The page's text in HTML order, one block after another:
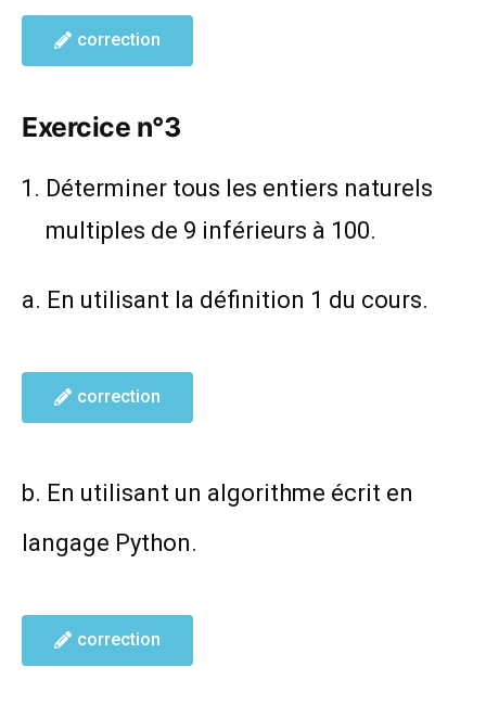
correction
Exercice n°3
Déterminer tous les entiers naturels
multiples de 9 inférieurs à 100.
a. En utilisant la définition 1 du cours.
correction
b. En utilisant un algorithme écrit en
langage Python.
correction